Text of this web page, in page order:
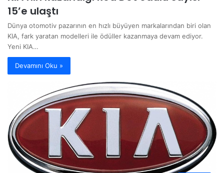
15’e ulaştı
Dünya otomotiv pazarının en hızlı büyüyen markalarından biri olan
KIA, fark yaratan modelleri ile ödüller kazanmaya devam ediyor.
Yeni KIA…
Devamını Oku »